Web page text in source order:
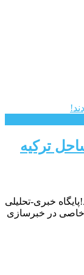
ترکیه
خبری-تحلیلی
خاصی در خبرسازی